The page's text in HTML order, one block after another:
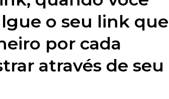
o seu link que
por cada
através de seu